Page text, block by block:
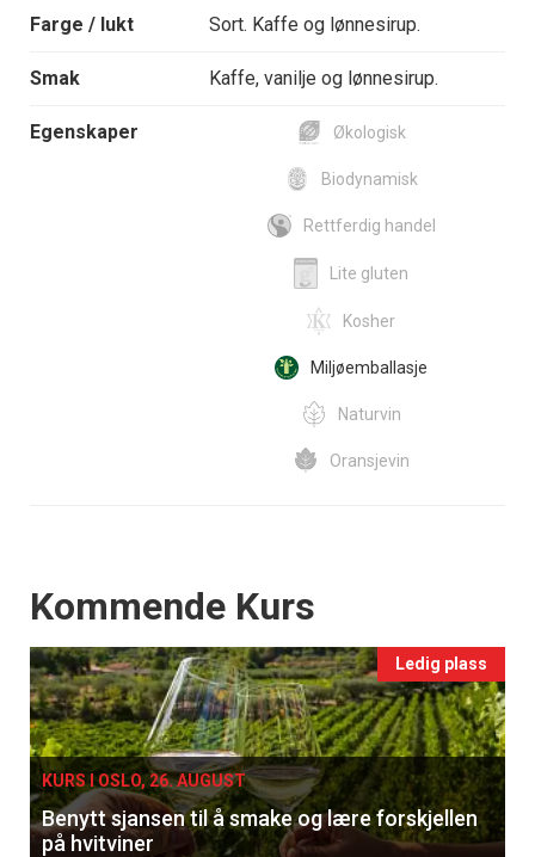
Farge / lukt Sort. Kaffe og lønnesirup.
Smak Kaffe, vanilje og lønnesirup.
Egenskaper Økologisk
Biodynamisk
Rettferdig handel
Lite gluten
Kosher
Miljøemballasje
Naturvin
Oransjevin
Events
Kommende Kurs
Ledig plass
KURS I OSLO, 26. AUGUST
Benytt sjansen til å smake og lære forskjellen
på hvitviner